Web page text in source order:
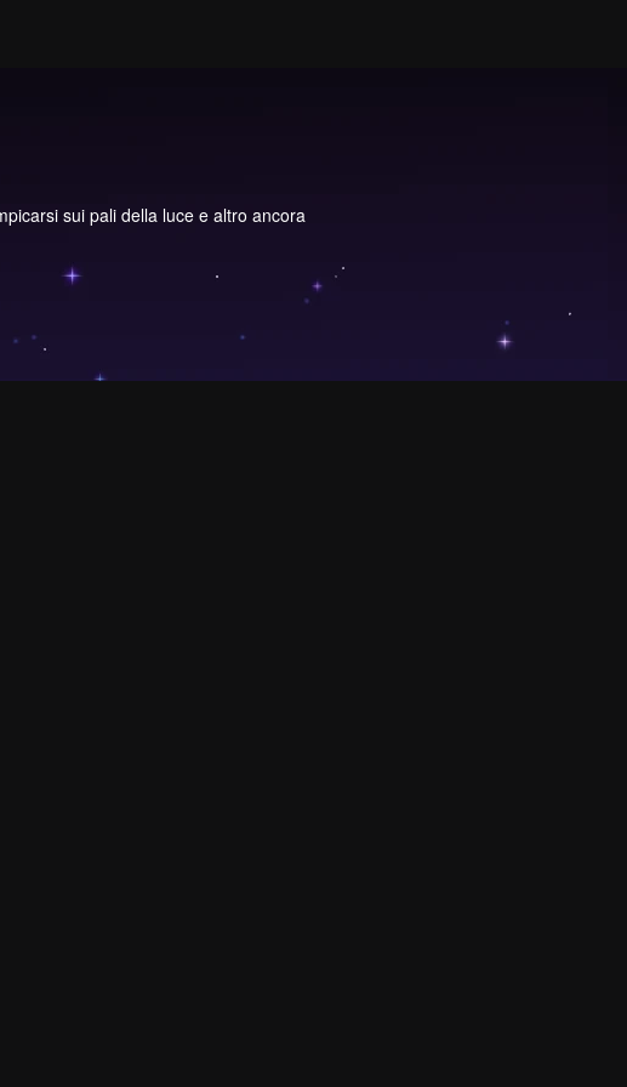
sui pali della luce e altro ancora